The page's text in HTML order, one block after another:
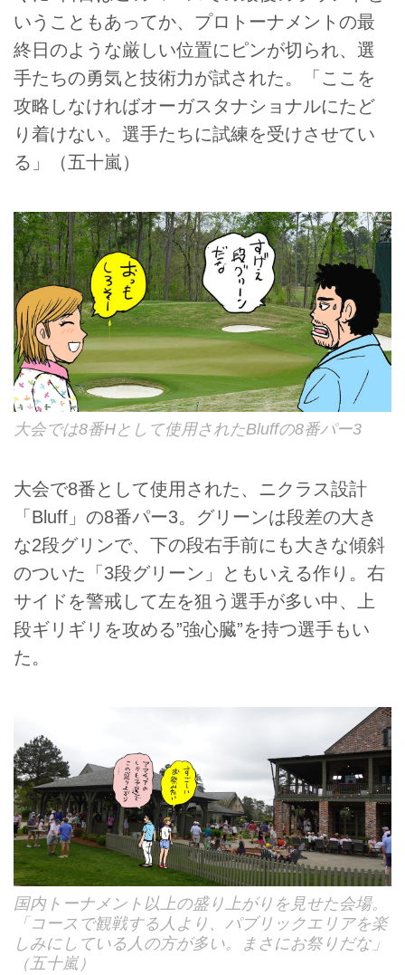
いうこともあってか、プロトーナメントの最
終日のような厳しい位置にピンが切られ、選
手たちの勇気と技術力が試された。「ここを
攻略しなければオーガスタナショナルにたど
り着けない。選手たちに試練を受けさせてい
る」（五十嵐）
大会では8番Hとして使用されたBluffの8番パー3
大会で8番として使用された、ニクラス設計
「Bluff」の8番パー3。グリーンは段差の大き
な2段グリンで、下の段右手前にも大きな傾斜
のついた「3段グリーン」ともいえる作り。右
サイドを警戒して左を狙う選手が多い中、上
段ギリギリを攻める”強心臓”を持つ選手もい
た。
国内トーナメント以上の盛り上がりを見せた会場。
「コースで観戦する人より、パブリックエリアを楽
しみにしている人の方が多い。まさにお祭りだな」
（五十嵐）